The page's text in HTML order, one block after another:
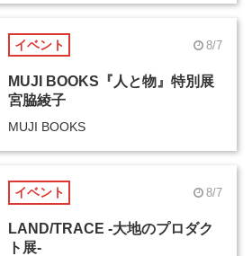
イベント 8/7
MUJI BOOKS『人と物』特別展
宮脇綾子
MUJI BOOKS
イベント 8/7
LAND/TRACE -大地のプロダク
ト展-